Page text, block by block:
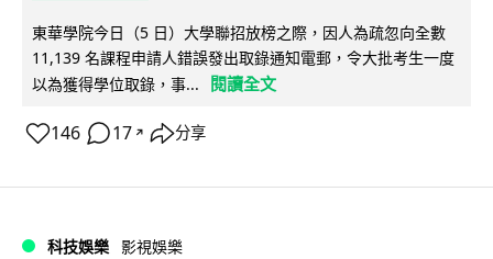
東華學院今日（5 日）大學聯招放榜之際，因人為疏忽向全數
11,139 名課程申請人錯誤發出取錄通知電郵，令大批考生一度
以為獲得學位取錄，事...
閱讀全文
146 17 ↗ 分享
科技娛樂 影視娛樂